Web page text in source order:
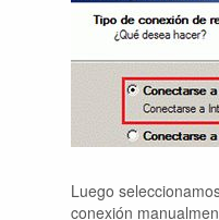
Luego
conexión